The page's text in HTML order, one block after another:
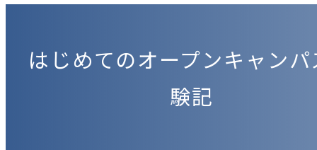
はじめてのオープンキャン
験記